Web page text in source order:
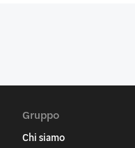
Gruppo
Chi siamo